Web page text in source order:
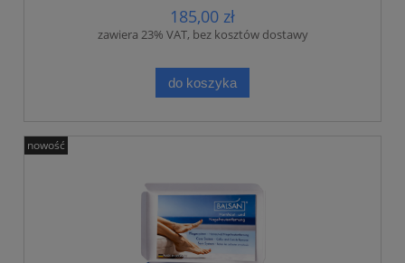
185,00 zł
zawiera 23% VAT, bez kosztów dostawy
do koszyka
nowość